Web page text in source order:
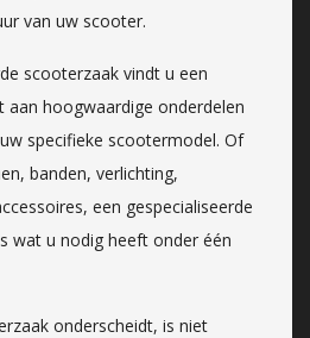
van uw scooter.
scooterzaak vindt u een
aan hoogwaardige onderdelen
specifieke scootermodel. Of
banden, verlichting,
een gespecialiseerde
wat u nodig heeft onder één
onderscheidt, is niet